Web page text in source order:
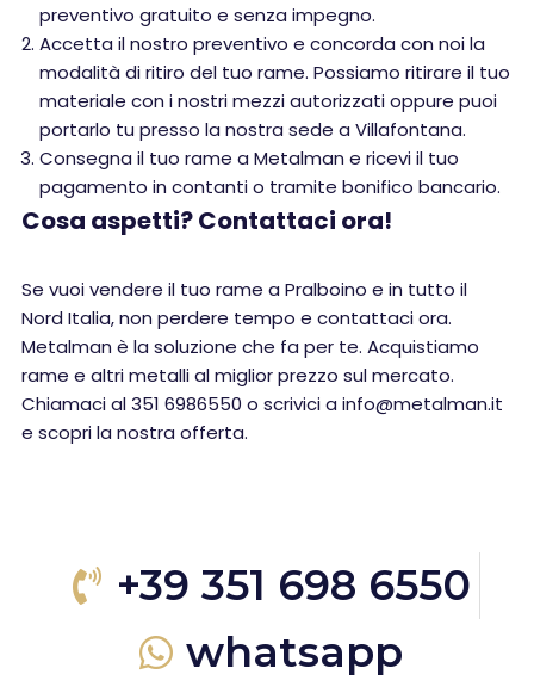
preventivo gratuito e senza impegno.
Accetta il nostro preventivo e concorda con noi la
modalità di ritiro del tuo rame. Possiamo ritirare il tuo
materiale con i nostri mezzi autorizzati oppure puoi
portarlo tu presso la nostra sede a Villafontana.
Consegna il tuo rame a Metalman e ricevi il tuo
pagamento in contanti o tramite bonifico bancario.
Cosa aspetti? Contattaci ora!
Se vuoi vendere il tuo rame a Pralboino e in tutto il
Nord Italia, non perdere tempo e contattaci ora.
Metalman è la soluzione che fa per te. Acquistiamo
rame e altri metalli al miglior prezzo sul mercato.
Chiamaci al 351 6986550 o scrivici a info@metalman.it
e scopri la nostra offerta.
+39 351 698 6550
whatsapp